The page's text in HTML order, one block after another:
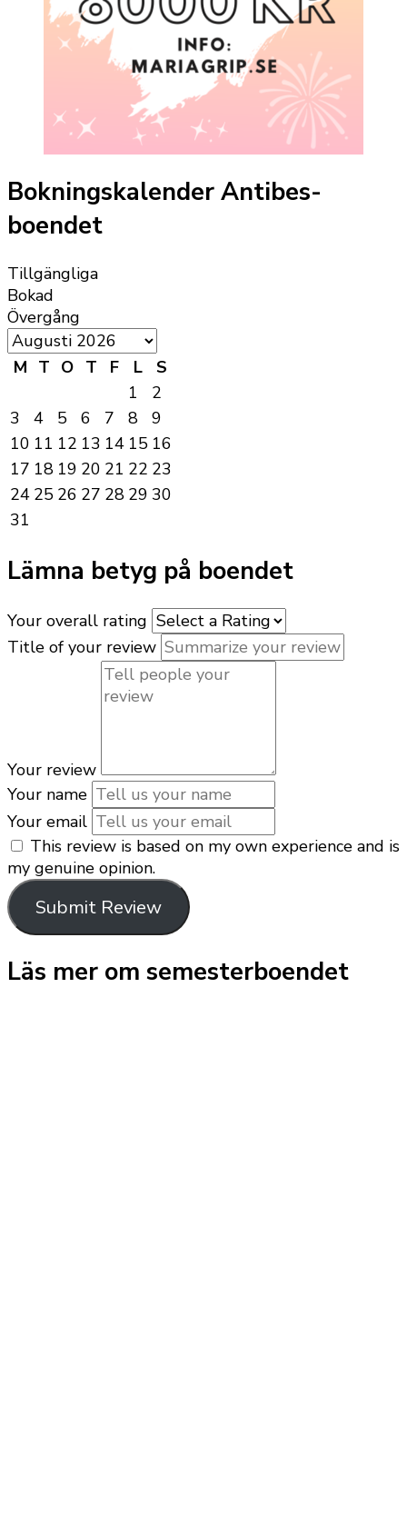
Bokningskalender Antibes-
boendet
Tillgängliga
Bokad
Övergång
M T O T F L
S
1
2
3
4 5 6 7 8
9
10 11 12 13 14 15 16
17 18 19 20 21 22 23
24 25 26 27 28 29 30
31
Lämna betyg på boendet
Your overall rating
Title of your review
Your review
Your name
Your email
This review is based on my own experience and is
my genuine opinion.
Submit Review
Läs mer om semesterboendet